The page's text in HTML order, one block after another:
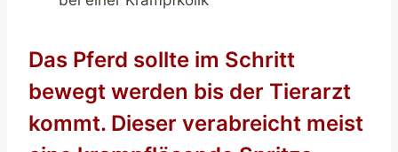
Das Pferd sollte im Schritt
bewegt werden bis der Tierarzt
kommt. Dieser verabreicht meist